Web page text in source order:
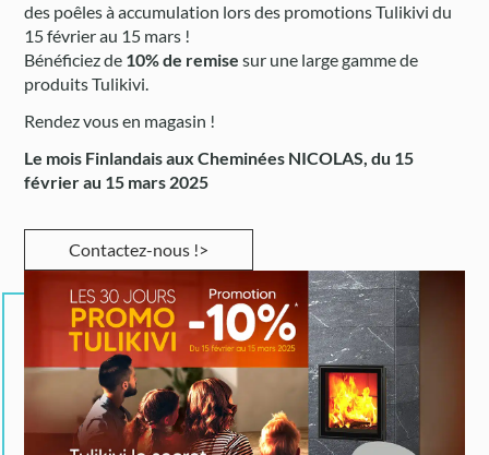
des poêles à accumulation lors des promotions Tulikivi du
15 février au 15 mars !
Bénéficiez de 10% de remise sur une large gamme de
produits Tulikivi.
Rendez vous en magasin !
Le mois Finlandais aux Cheminées NICOLAS, du 15
février au 15 mars 2025
Contactez-nous !